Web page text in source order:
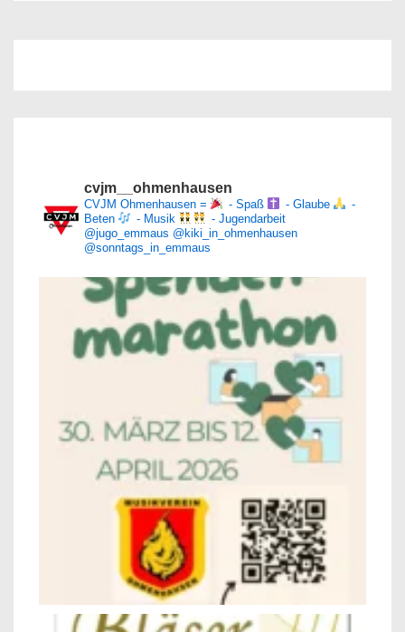
cvjm__ohmenhausen
CVJM Ohmenhausen = - Spaß - Glaube
-
Beten
- Musik
- Jugendarbeit
@jugo_emmaus @kiki_in_ohmenhausen
@sonntags_in_emmaus